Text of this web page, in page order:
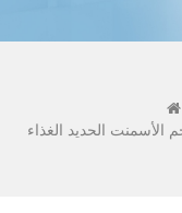
الأسمنت الحديد الغذاء